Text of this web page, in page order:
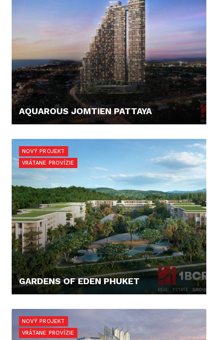
AQUAROUS JOMTIEN PATTAYA
NOVÝ PROJEKT
VRÁTANE PROVÍZIE
GARDENS OF EDEN PHUKET
NOVÝ PROJEKT
VRÁTANE PROVÍZIE